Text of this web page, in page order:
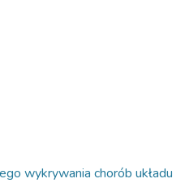
wykrywania chorób układu